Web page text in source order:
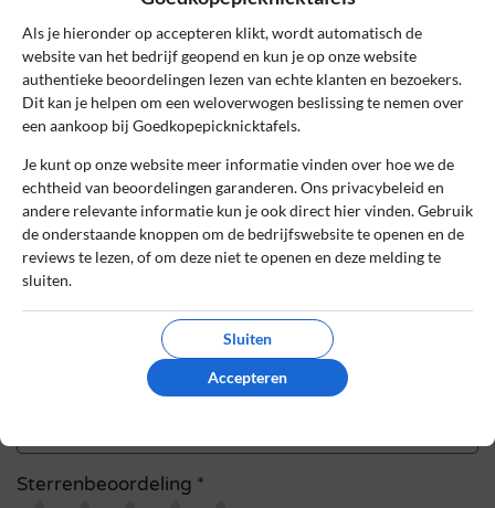
Het e-mailadres en bestelnummer worden niet
gepubliceerd. Vereiste velden zijn gemarkeerd
met *
E-mail*
Bestelnummer
Sterrenbeoordeling *
Als je hieronder op accepteren klikt, wordt automatisch de
website van het bedrijf geopend en kun je op onze website
authentieke beoordelingen lezen van echte klanten en bezoekers.
Dit kan je helpen om een weloverwogen beslissing te nemen over
een aankoop bij Goedkopepicknicktafels.
Je kunt op onze website meer informatie vinden over hoe we de
echtheid van beoordelingen garanderen. Ons privacybeleid en
andere relevante informatie kun je ook direct hier vinden. Gebruik
de onderstaande knoppen om de bedrijfswebsite te openen en de
reviews te lezen, of om deze niet te openen en deze melding te
sluiten.
Sluiten
Accepteren